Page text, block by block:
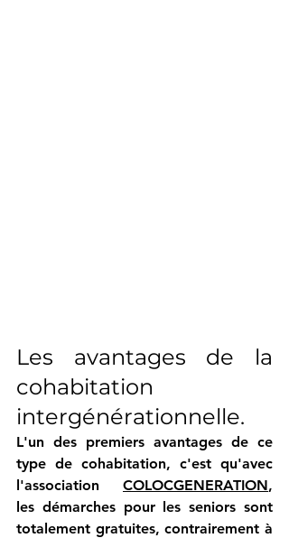
Les avantages de la
cohabitation
intergénérationnelle.
L'un des premiers avantages de ce
type de cohabitation, c'est qu'avec
l'association COLOCGENERATION,
les démarches pour les seniors sont
totalement gratuites, contrairement à